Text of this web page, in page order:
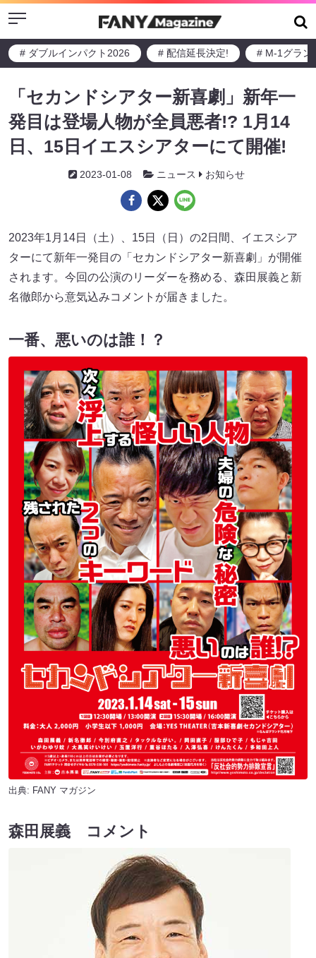
Menu
# ダブルインパクト2026 # 配信延長決定! # M-1グラン
「セカンドシアター新喜劇」新年一
発目は登場人物が全員悪者!? 1月14
日、15日イエスシアターにて開催!
2023-01-08 ニュース お知らせ
2023年1月14日（土）、15日（日）の2日間、イエスシア
ターにて新年一発目の「セカンドシアター新喜劇」が開催
されます。今回の公演のリーダーを務める、森田展義と新
名徹郎から意気込みコメントが届きました。
一番、悪いのは誰！？
出典: FANY マガジン
森田展義 コメント